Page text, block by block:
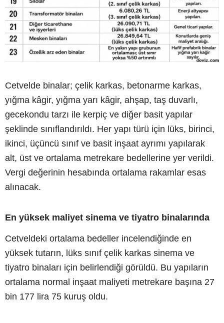
Cetvelde binalar; çelik karkas, betonarme karkas,
yığma kâgir, yığma yarı kâgir, ahşap, taş duvarlı,
gecekondu tarzı ile kerpiç ve diğer basit yapılar
şeklinde sınıflandırıldı. Her yapı türü için lüks, birinci,
ikinci, üçüncü sınıf ve basit inşaat ayrımı yapılarak
alt, üst ve ortalama metrekare bedellerine yer verildi.
Vergi değerinin hesabında ortalama rakamlar esas
alınacak.
En yüksek maliyet sinema ve tiyatro binalarında
Cetveldeki ortalama bedeller incelendiğinde en
yüksek tutarın, lüks sınıf çelik karkas sinema ve
tiyatro binaları için belirlendiği görüldü. Bu yapıların
ortalama normal inşaat maliyeti metrekare başına 27
bin 177 lira 75 kuruş oldu.